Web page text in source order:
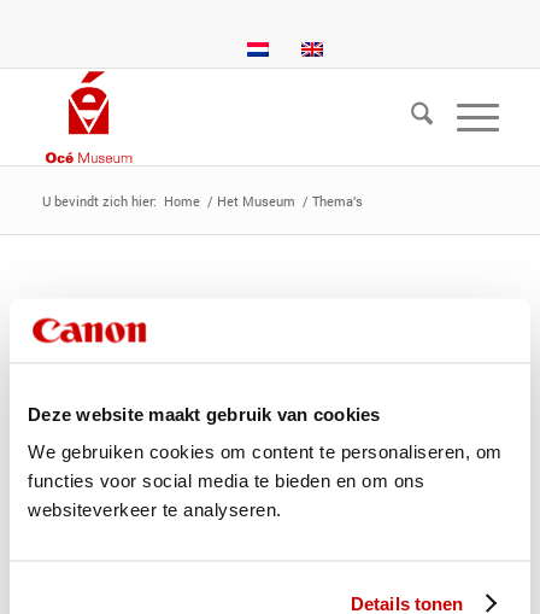
Deze website maakt gebruik van cookies
We gebruiken cookies om content te personaliseren, om
functies voor social media te bieden en om ons
websiteverkeer te analyseren.
Details tonen
U bevindt zich hier: Home / Het Museum / Thema’s
De highlights in het Océ
Het Océ Museum heeft vanaf de start in 1982 gekozen voor
thema-tentoonstellingen. Nu, na een kwart eeuw, zijn we toe
aan het tiende thema. Gekozen is voor ‘Het accent op 130
jaar innovatie’.